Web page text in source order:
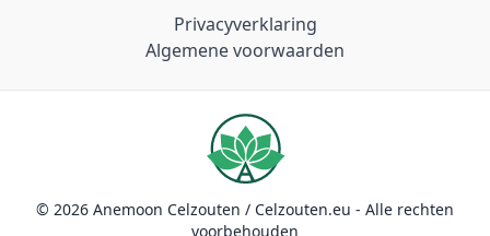
Privacyverklaring
Algemene voorwaarden
© 2026 Anemoon Celzouten / Celzouten.eu - Alle rechten
voorbehouden